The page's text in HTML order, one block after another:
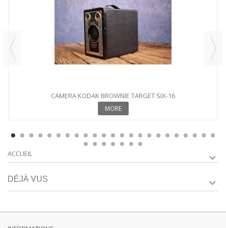
CAMERA KODAK BROWNIE TARGET SIX-16
MORE
ACCUEIL
DÉJÀ VUS